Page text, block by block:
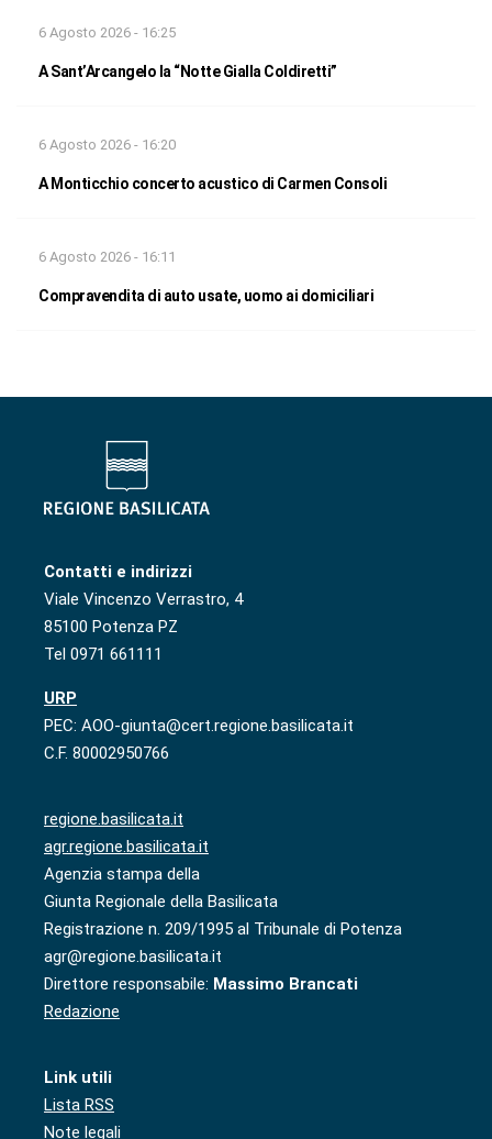
6 Agosto 2026 - 16:25
A Sant’Arcangelo la “Notte Gialla Coldiretti”
6 Agosto 2026 - 16:20
A Monticchio concerto acustico di Carmen Consoli
6 Agosto 2026 - 16:11
Compravendita di auto usate, uomo ai domiciliari
Contatti e indirizzi
Viale Vincenzo Verrastro, 4
85100 Potenza PZ
Tel 0971 661111
URP
PEC: AOO-giunta@cert.regione.basilicata.it
C.F. 80002950766
regione.basilicata.it
agr.regione.basilicata.it
Agenzia stampa della
Giunta Regionale della Basilicata
Registrazione n. 209/1995 al Tribunale di Potenza
agr@regione.basilicata.it
Direttore responsabile: Massimo Brancati
Redazione
Link utili
Lista RSS
Note legali